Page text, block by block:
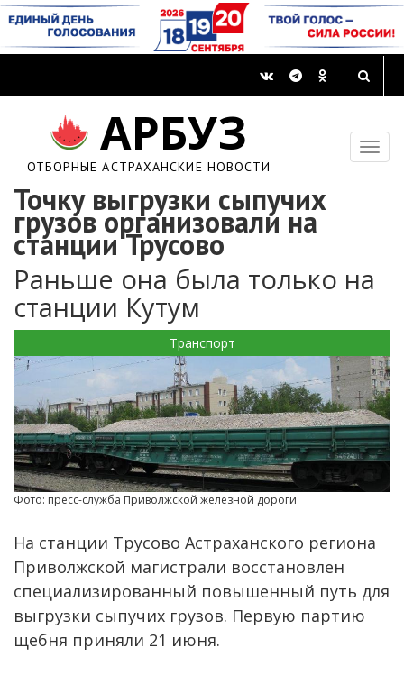
АРБУЗ
ОТБОРНЫЕ АСТРАХАНСКИЕ НОВОСТИ
Точку выгрузки сыпучих
грузов организовали на
станции Трусово
Раньше она была только на
станции Кутум
Транспорт
Фото: пресс-служба Приволжской железной дороги
На станции Трусово Астраханского региона
Приволжской магистрали восстановлен
специализированный повышенный путь для
выгрузки сыпучих грузов. Первую партию
щебня приняли 21 июня.